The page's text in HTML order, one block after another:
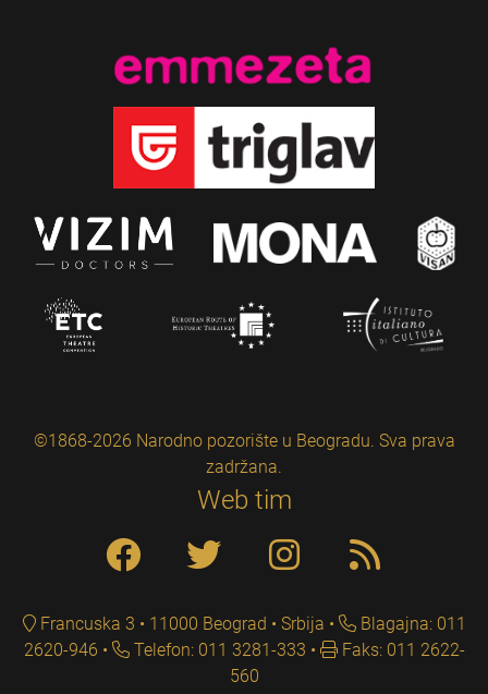
©1868-2026 Narodno pozorište u Beogradu. Sva prava
zadržana.
Web tim
Francuska 3 • 11000 Beograd • Srbija
Blagajna: 011
2620-946
Telefon: 011 3281-333
Faks: 011 2622-
560